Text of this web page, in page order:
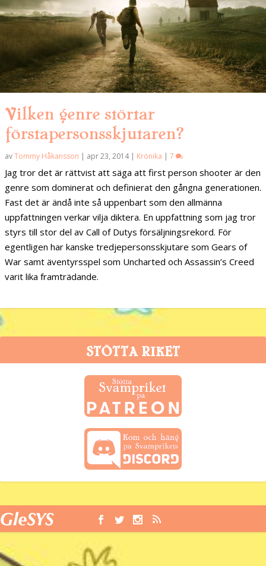
Vilken genre störtar
förstapersonsskjutaren?
avTommy Håkansson | apr 23, 2014| Krönika | 7
Jag tror det är rättvist att säga att first person shooter är den
genre som dominerat och definierat den gångna generationen.
Fast det är ändå inte så uppenbart som den allmänna
uppfattningen verkar vilja diktera. En uppfattning som jag tror
styrs till stor del av Call of Dutys försäljningsrekord. För
egentligen har kanske tredjepersonsskjutare som Gears of
War samt äventyrsspel som Uncharted och Assassin’s Creed
varit lika framträdande.
STÖTTA RIKET